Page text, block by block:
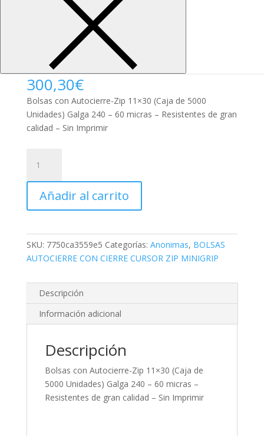
Bolsas con Autocierre-
Zip 11×30 (Caja de 5000
Unidades)
300,30€
Bolsas con Autocierre-Zip 11×30 (Caja de 5000
Unidades) Galga 240 – 60 micras – Resistentes de gran
calidad – Sin Imprimir
con
Autocierre-
11x30
de
5000
Unidades)
Añadir al carrito
SKU: 7750ca3559e5 Categorías: Anonimas, BOLSAS
AUTOCIERRE CON CIERRE CURSOR ZIP MINIGRIP
Descripción
Información adicional
Descripción
Bolsas con Autocierre-Zip 11×30 (Caja de
5000 Unidades) Galga 240 – 60 micras –
Resistentes de gran calidad – Sin Imprimir